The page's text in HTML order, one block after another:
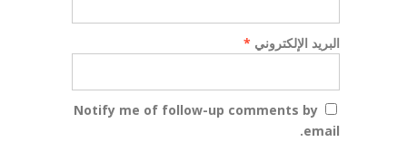
البريد الإلكتروني *
Notify me of follow-up comments by
email.